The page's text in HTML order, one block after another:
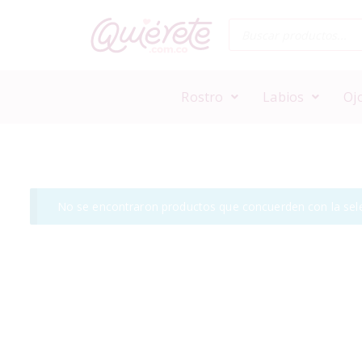
Rostro Labios
No se encontraron productos que concuerden con la